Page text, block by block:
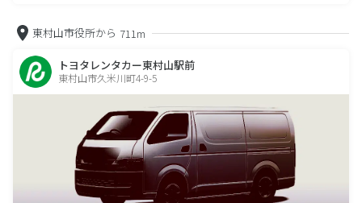
東村山市役所から 711m
トヨタレンタカー東村山駅前
東村山市久米川町4-9-5